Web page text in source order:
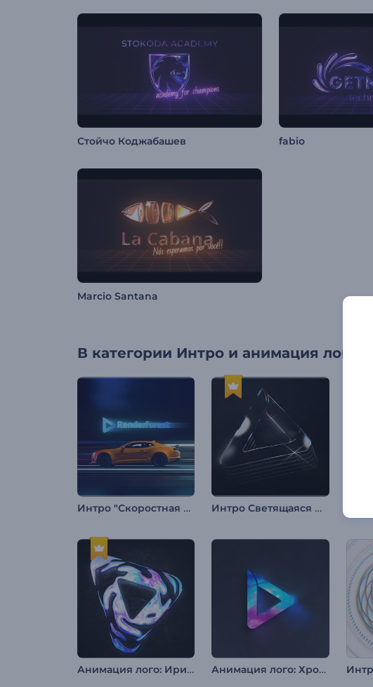
Стойчо Коджабашев fabio
Marcio Santana
В категории Интро и анимация лого
Интро "Скоростная трасса" Интро Светящаяся Платина
Анимация лого: Иридисцентный эффект Анимация лого: Хроматика